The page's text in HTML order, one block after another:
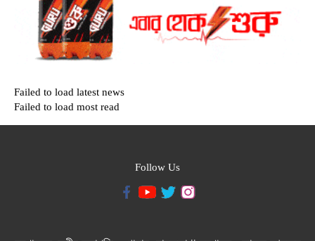
Failed to load latest news
Failed to load most read
Follow Us